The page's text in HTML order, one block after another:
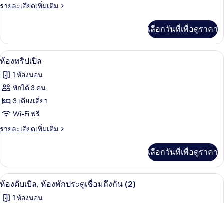
ดับเบิล
รายละเอียดเพิ่มเติม
ราย
เกี่ยว
กับ
ห้อง
เลือกวันที่เพื่อดูราคา
เปิด
ภาพถ่าย
ทั้งหมด
ของ
ห้อง
ทริปเปิล
ห้องทริปเปิล | โต๊ะทำงาน, ห้องเก็บเสีย
4
ห้องทริปเปิล
1 ห้องนอน
พักได้ 3 คน
3 เตียงเดี่ยว
Wi-Fi ฟรี
รายละเอียดเพิ่มเติม
ราย
เกี่ยว
กับ
ห้อง
เลือกวันที่เพื่อดูราคา
เปิด
ภาพถ่าย
ห้องดับเบิล, ห้องพักประตูเชื่อมถึงกัน
4
ห้องดับเบิล, ห้องพักประตูเชื่อมถึงกัน (2)
1 ห้องนอน